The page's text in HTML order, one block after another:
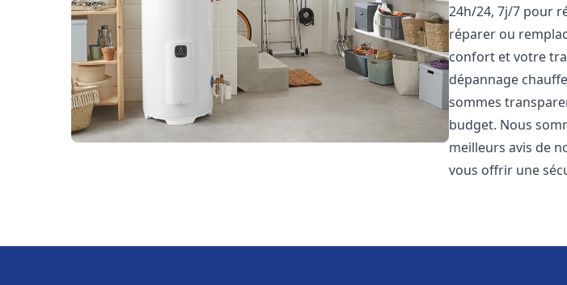
24h/24, 7j/7 pour
réparer ou
confort et votre
dépannage
sommes
budget. Nous
meilleurs avis de
vous offrir une